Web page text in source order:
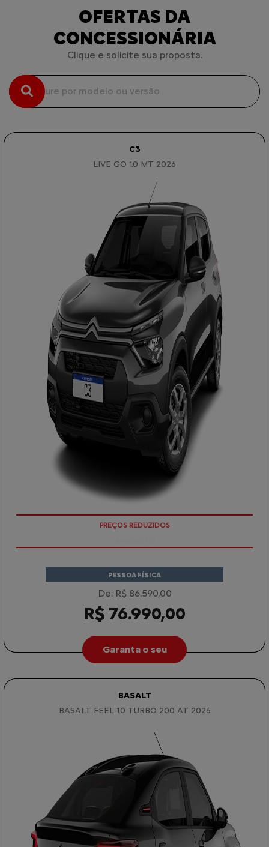
OFERTAS DA
CONCESSIONÁRIA
Clique e solicite sua proposta.
C3
LIVE GO 1.0 MT 2026
APROVEITE!
PESSOA FÍSICA
De: R$ 86.590,00
R$ 76.990,00
Garanta o seu
BASALT
BASALT FEEL 1.0 TURBO 200 AT 2026